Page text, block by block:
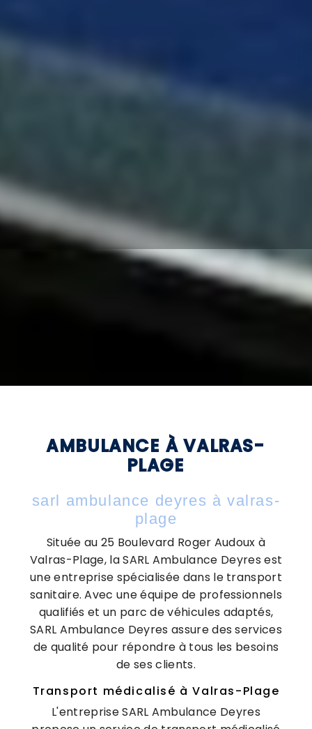
AMBULANCE À VALRAS-
PLAGE
sarl ambulance deyres à valras-
plage
Située au 25 Boulevard Roger Audoux à
Valras-Plage, la SARL Ambulance Deyres est
une entreprise spécialisée dans le transport
sanitaire. Avec une équipe de professionnels
qualifiés et un parc de véhicules adaptés,
SARL Ambulance Deyres assure des services
de qualité pour répondre à tous les besoins
de ses clients.
Transport médicalisé à Valras-Plage
L'entreprise SARL Ambulance Deyres